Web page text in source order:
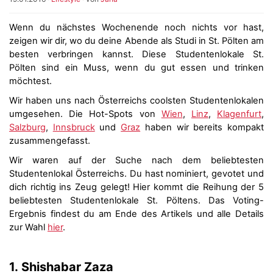
Wenn du nächstes Wochenende noch nichts vor hast,
zeigen wir dir, wo du deine Abende als Studi in St. Pölten am
besten verbringen kannst. Diese Studentenlokale St.
Pölten sind ein Muss, wenn du gut essen und trinken
möchtest.
Wir haben uns nach Österreichs coolsten Studentenlokalen
umgesehen. Die Hot-Spots von Wien, Linz, Klagenfurt,
Salzburg, Innsbruckund Graz haben wir bereits kompakt
zusammengefasst.
Wir waren auf der Suche nach dem beliebtesten
Studentenlokal Österreichs. Du hast nominiert, gevotet und
dich richtig ins Zeug gelegt! Hier kommt die Reihung der 5
beliebtesten Studentenlokale St. Pöltens. Das Voting-
Ergebnis findest du am Ende des Artikels und alle Details
zur Wahl hier.
1. Shishabar Zaza